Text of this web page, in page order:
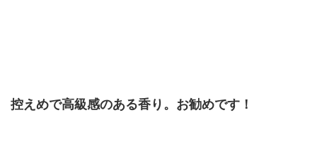
控えめで高級感のある香り。お勧めです！